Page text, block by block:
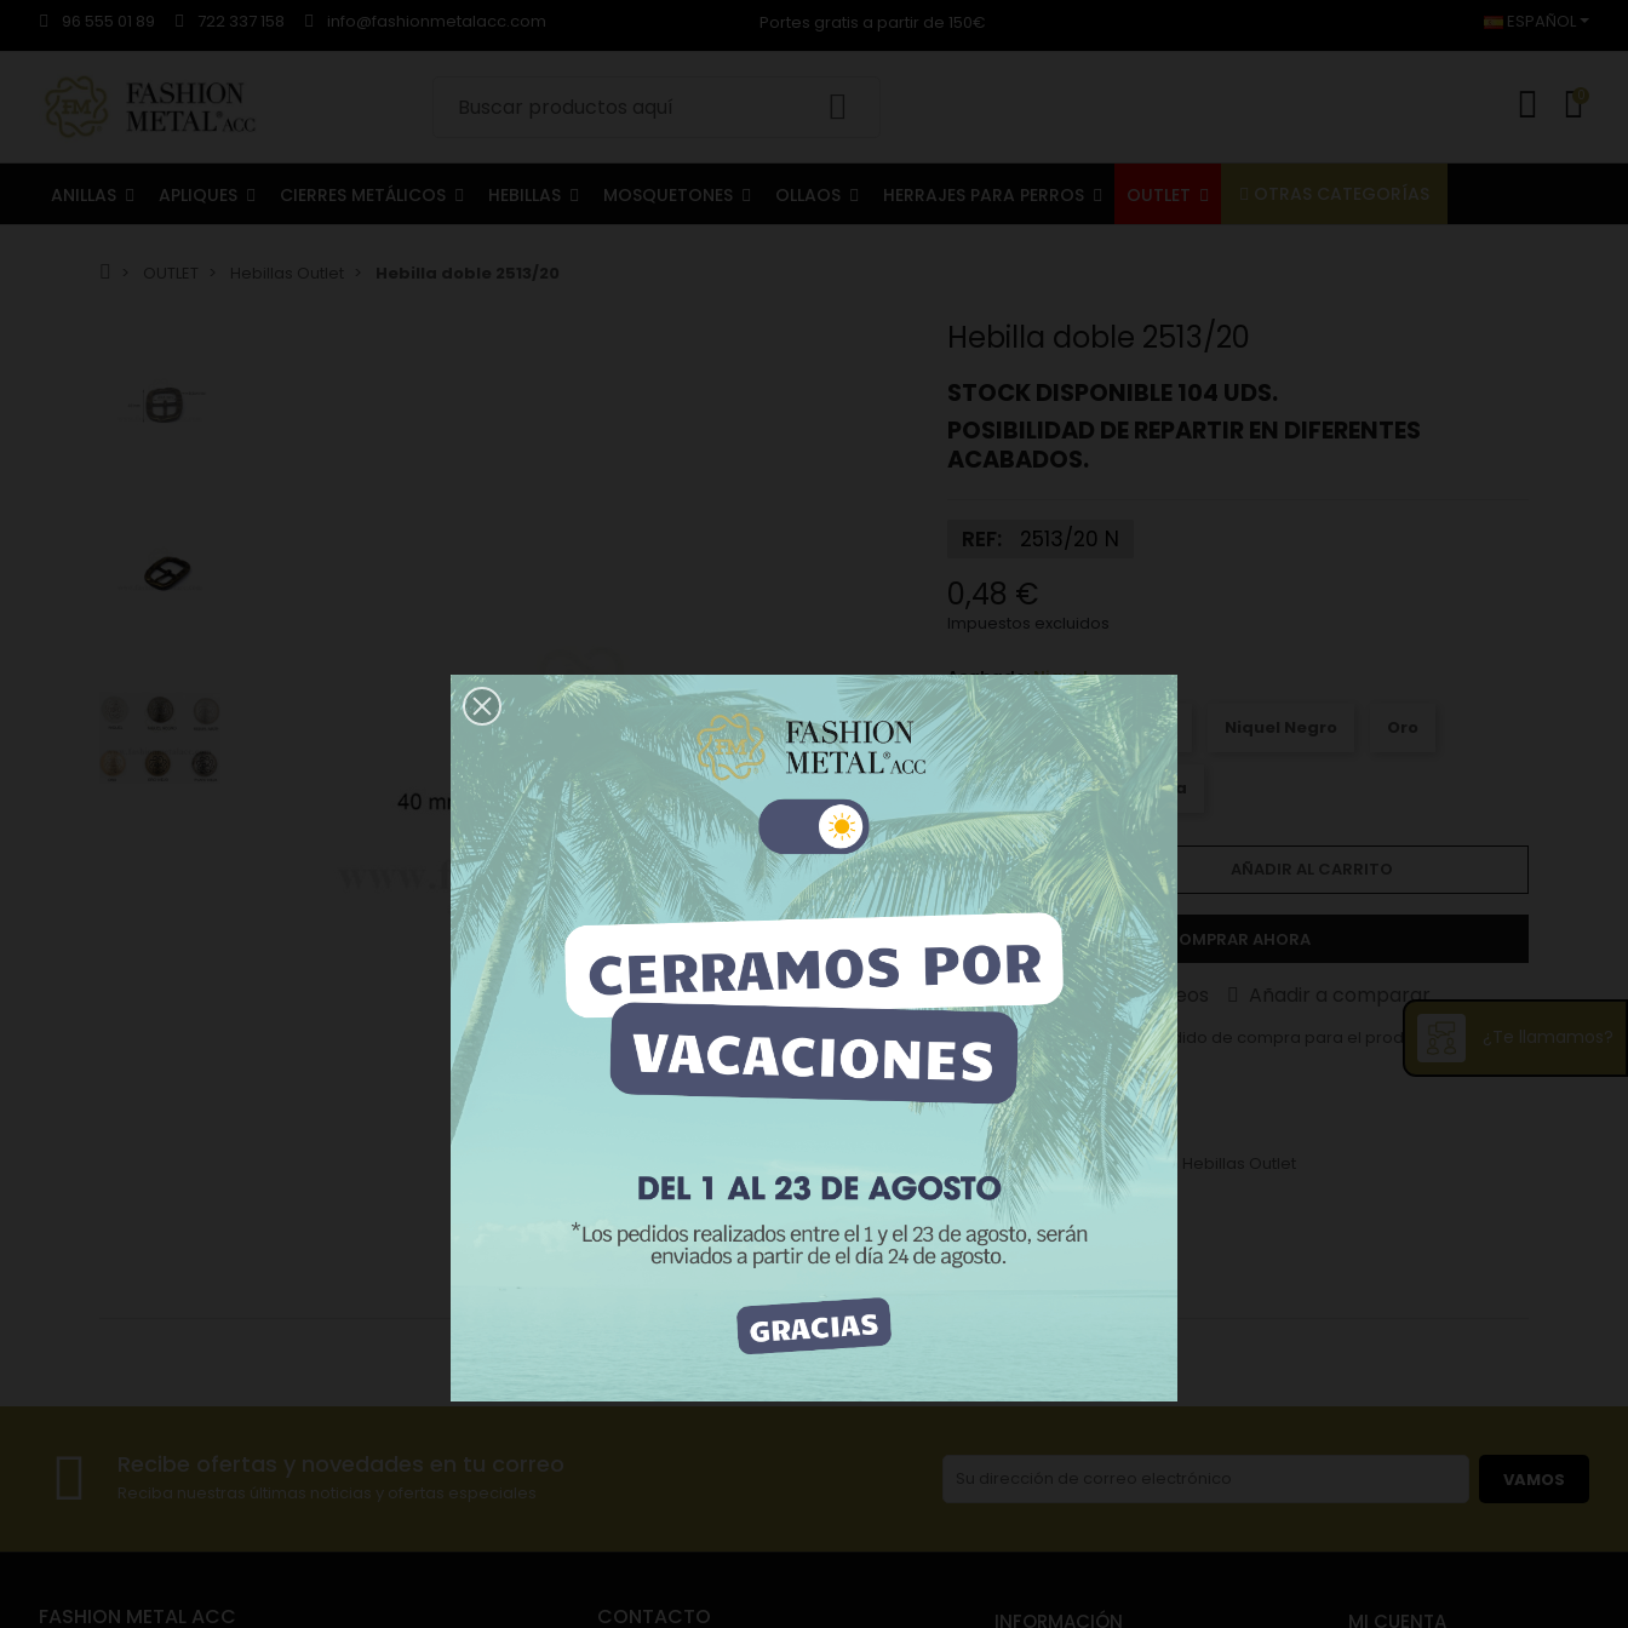
96 555 01 89 722 337 158 info@fashionmetalacc.com Portes gratis a partir de 150€ ESPAÑOL
0
ANILLAS APLIQUES CIERRES METÁLICOS HEBILLAS MOSQUETONES OLLAOS HERRAJES PARA PERROS OUTLET OTRAS CATEGORÍAS
Hebilla doble 2513/20
STOCK DISPONIBLE 104 UDS.
POSIBILIDAD DE REPARTIR EN DIFERENTES
ACABADOS.
REF: 2513/20 N
0,48 €
Impuestos excluidos
Acabado:Niquel
Niquel Niquel Mate
Oro Viejo Plata Vieja
− +
COMPRAR AHORA
Añadir a la lista de deseos Añadir a comparar
La cantidad mínima en el pedido de compra para el producto es 10.
CATEGORÍAS: Inicio,OUTLET
Detalles del producto
Este sitio web utiliza cookies propias y de terceros para mejorar
nuestros servicios y mostrarle publicidad relacionada con sus
preferencias mediante el análisis de sus hábitos de navegación. Para
dar su consentimiento sobre su uso pulse el botón Acepto.
Más información Personalizar cookies
ACEPTO
¿Te llamamos?
Recibe ofertas y novedades en tu correo
Reciba nuestras últimas noticias y ofertas especiales
VAMOS
FASHION METAL ACC CONTACTO INFORMACIÓN MI CUENTA